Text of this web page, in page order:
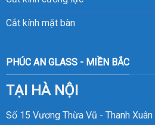
Cắt kính mặt bàn
PHÚC AN GLASS - MIỀN BẮC
TẠI HÀ NỘI
Số 15 Vương Thừa Vũ - Thanh